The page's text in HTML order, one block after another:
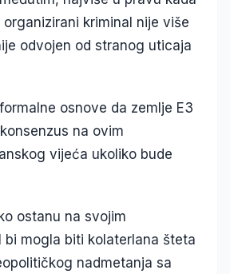
kriminal nije više
odvojen od stranog uticaja
osnove da zemlje E3
na ovim
vijeća ukoliko bude
ostanu na svojim
bi mogla biti kolaterlana šteta
nadmetanja sa